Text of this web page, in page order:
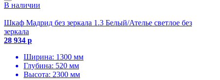
В наличии
Шкаф Мадрид без зеркала 1.3 Белый/Ателье светлое без
зеркала
28 934 р
Ширина: 1300 мм
Глубина: 520 мм
Высота: 2300 мм